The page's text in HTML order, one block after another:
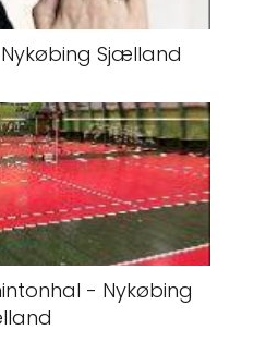
Sjælland
- Nykøbing